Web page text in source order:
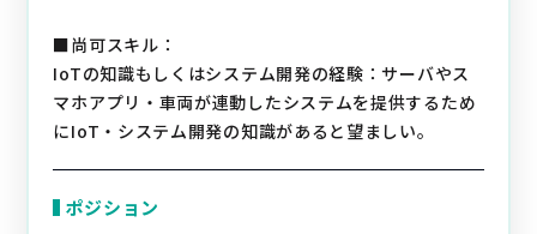
■尚可スキル：
IoTの知識もしくはシステム開発の経験：サーバやス
マホアプリ・車両が連動したシステムを提供するため
にIoT・システム開発の知識があると望ましい。
ポジション